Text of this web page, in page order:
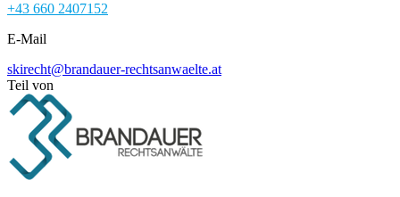
+43 660 2407152
E-Mail
skirecht@brandauer-rechtsanwaelte.at
Teil von